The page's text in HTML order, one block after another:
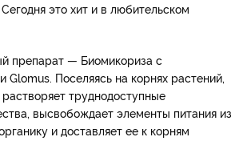
это хит и в любительском
препарат — Биомикориза с
Glomus. Поселяясь на корнях растений,
труднодоступные
высвобождает элементы питания из
и доставляет ее к корням